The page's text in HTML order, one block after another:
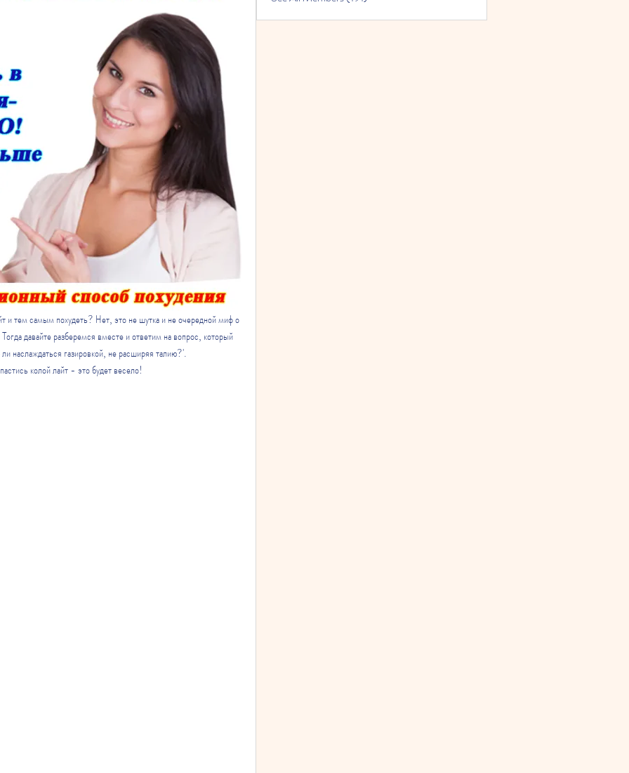
и тем самым похудеть? Нет, это не шутка и не очередной миф о
давайте разберемся вместе и ответим на вопрос, который
наслаждаться газировкой, не расширяя талию?'.
колой лайт - это будет весело!